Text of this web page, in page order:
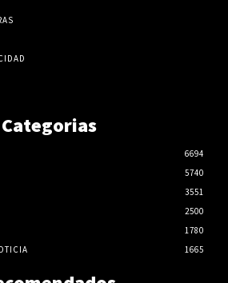
Categorias
6694
5740
3551
2500
1780
1665